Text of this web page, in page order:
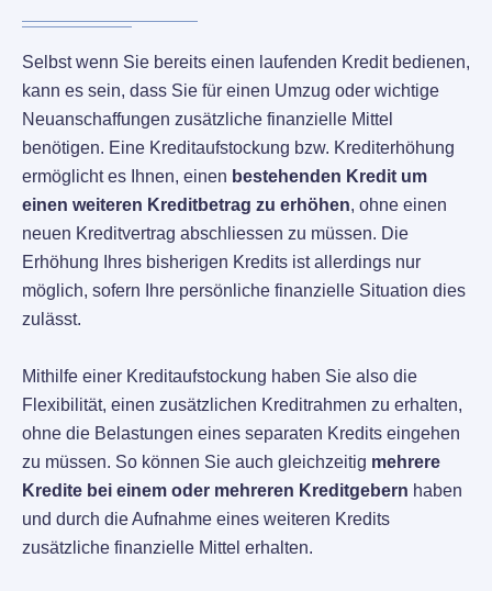
Selbst wenn Sie bereits einen laufenden Kredit bedienen,
kann es sein, dass Sie für einen Umzug oder wichtige
Neuanschaffungen zusätzliche finanzielle Mittel
benötigen. Eine Kreditaufstockung bzw. Krediterhöhung
ermöglicht es Ihnen, einen bestehenden Kredit um
einen weiteren Kreditbetrag zu erhöhen, ohne einen
neuen Kreditvertrag abschliessen zu müssen. Die
Erhöhung Ihres bisherigen Kredits ist allerdings nur
möglich, sofern Ihre persönliche finanzielle Situation dies
zulässt.
Mithilfe einer Kreditaufstockung haben Sie also die
Flexibilität, einen zusätzlichen Kreditrahmen zu erhalten,
ohne die Belastungen eines separaten Kredits eingehen
zu müssen. So können Sie auch gleichzeitig mehrere
Kredite bei einem oder mehreren Kreditgebern haben
und durch die Aufnahme eines weiteren Kredits
zusätzliche finanzielle Mittel erhalten.